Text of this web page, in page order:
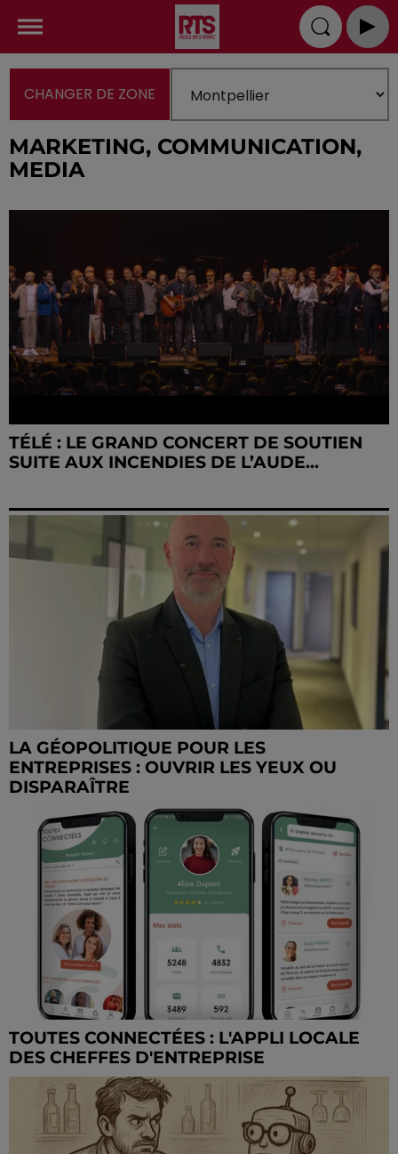
CHANGER DE ZONE
MARKETING, COMMUNICATION,
MEDIA
TÉLÉ : LE GRAND CONCERT DE SOUTIEN
SUITE AUX INCENDIES DE L’AUDE...
LA GÉOPOLITIQUE POUR LES
ENTREPRISES : OUVRIR LES YEUX OU
DISPARAÎTRE
TOUTES CONNECTÉES : L'APPLI LOCALE
DES CHEFFES D'ENTREPRISE